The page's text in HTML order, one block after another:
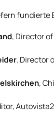
, Director
, Director
,